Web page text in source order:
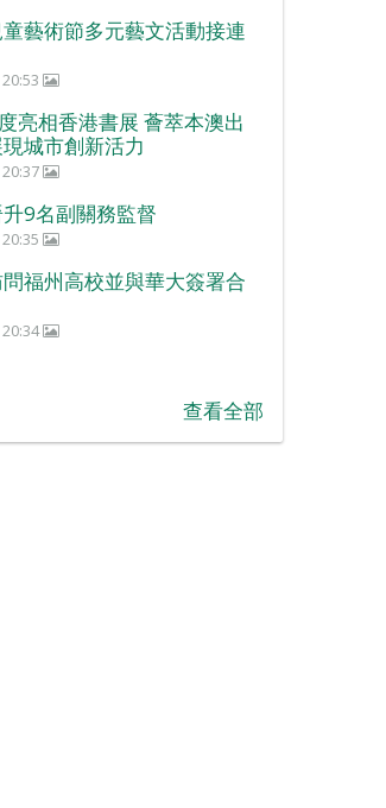
藝術節多元藝文活動接連
亮相香港書展 薈萃本澳出
城市創新活力
9名副關務監督
福州高校並與華大簽署合
查看全部